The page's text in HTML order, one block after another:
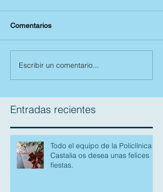
Comentarios
Escribir un comentario...
Entradas recientes
Todo el equipo de la Policlínica
Castalia os desea unas felices
fiestas.